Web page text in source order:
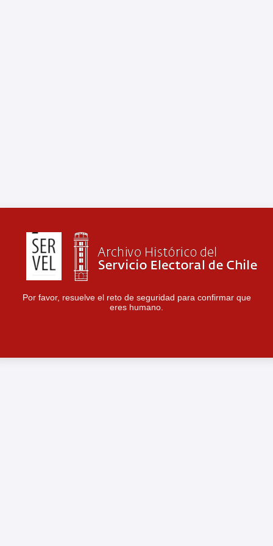
Por favor, resuelve el reto de seguridad para confirmar que
eres humano.